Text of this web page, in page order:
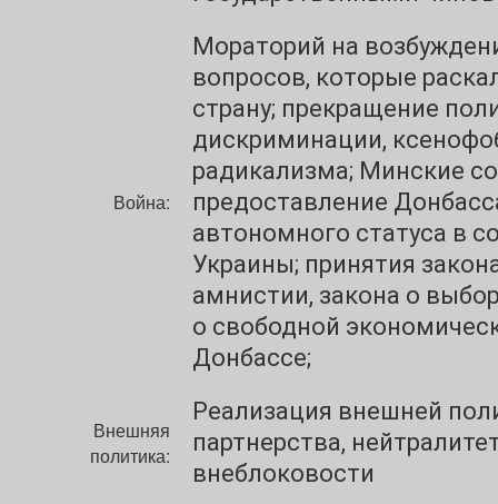
Война:
Мораторий на
вопросов, которые
страну; прекращение
дискриминации,
радикализма; Минские
предоставление
автономного статуса в
Украины; принятия
амнистии, закона о
о свободной
Донбассе;
Внешняя
политика:
Реализация внешней
партнерства,
внеблоковости